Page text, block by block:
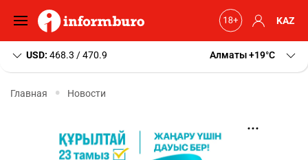
KAZ
USD: 468.3 / 470.9 Алматы+19 C
Главная Новости